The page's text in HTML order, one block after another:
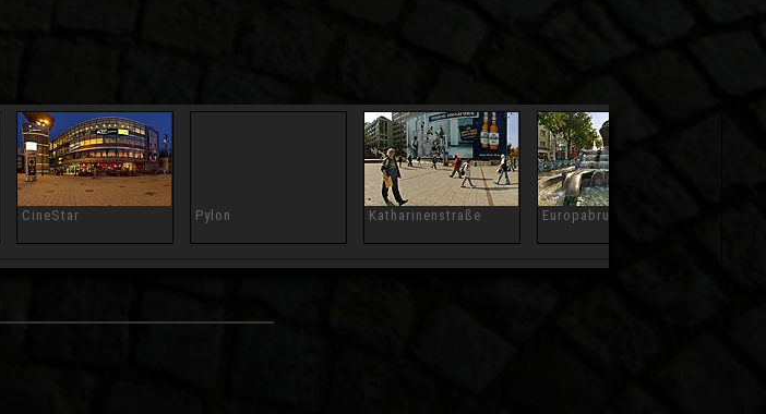
CineStar Pylon Katharinenstraße Europabrunnen